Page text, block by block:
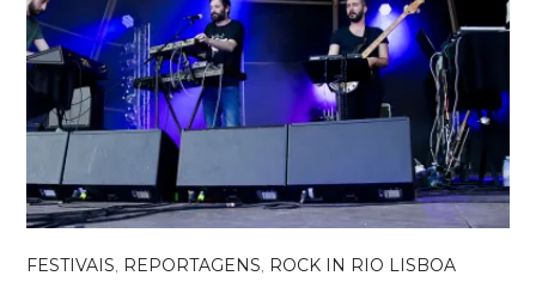
FESTIVAIS, REPORTAGENS, ROCK IN RIO LISBOA